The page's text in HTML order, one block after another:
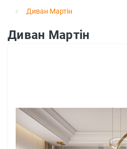
Диван Мартін
Диван Мартін